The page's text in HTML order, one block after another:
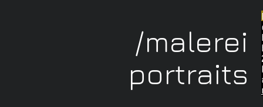
/malerei
portraits